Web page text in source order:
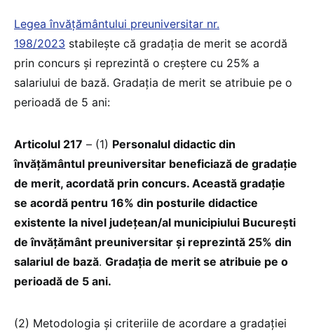
Legea învățământului preuniversitar nr.
198/2023 stabilește că gradaţia de merit se acordă
prin concurs și reprezintă o creștere cu 25% a
salariului de bază. Gradația de merit se atribuie pe o
perioadă de 5 ani:
Articolul 217 – (1) Personalul didactic din
învățământul preuniversitar beneficiază de gradație
de merit, acordată prin concurs. Această gradație
se acordă pentru 16% din posturile didactice
existente la nivel județean/al municipiului București
de învățământ preuniversitar și reprezintă 25% din
salariul de bază. Gradația de merit se atribuie pe o
perioadă de 5 ani.
(2) Metodologia și criteriile de acordare a gradației